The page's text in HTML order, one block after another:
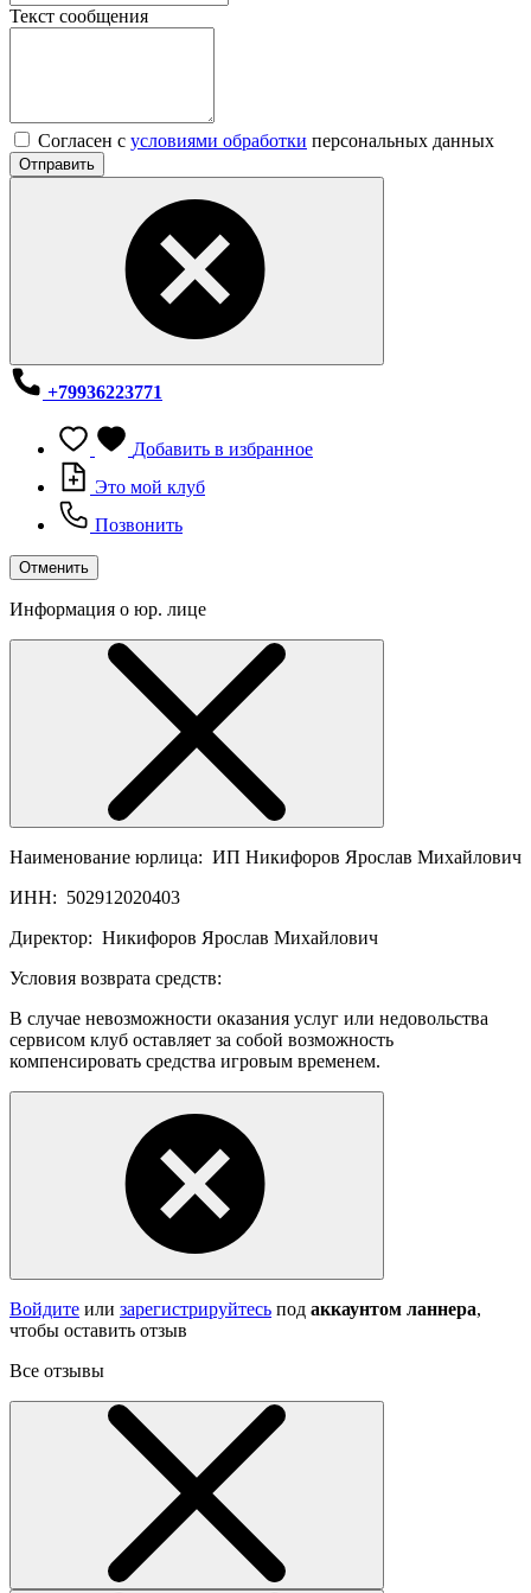
Текст сообщения
Согласен с условиями обработки персональных данных
Отправить
+79936223771
Добавить в избранное
Это мой клуб
Позвонить
Отменить
Информация о юр. лице
Наименование юрлица: ИП Никифоров Ярослав Михайлович
ИНН: 502912020403
Директор: Никифоров Ярослав Михайлович
Условия возврата средств:
В случае невозможности оказания услуг или недовольства
сервисом клуб оставляет за собой возможность
компенсировать средства игровым временем.
Войдите или зарегистрируйтесь под аккаунтом ланнера,
чтобы оставить отзыв
Все отзывы